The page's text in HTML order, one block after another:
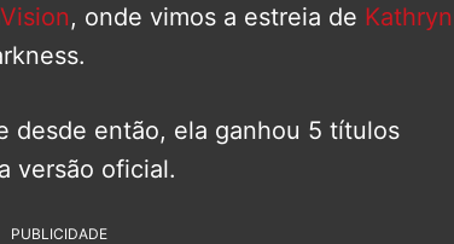
, onde vimos a estreia de Kathryn
desde então, ela ganhou 5 títulos
versão oficial.
PUBLICIDADE